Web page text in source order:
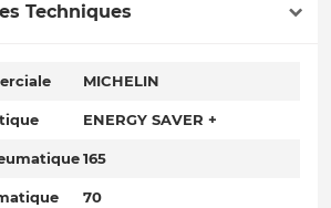
Techniques
MICHELIN
ENERGY SAVER +
165
70